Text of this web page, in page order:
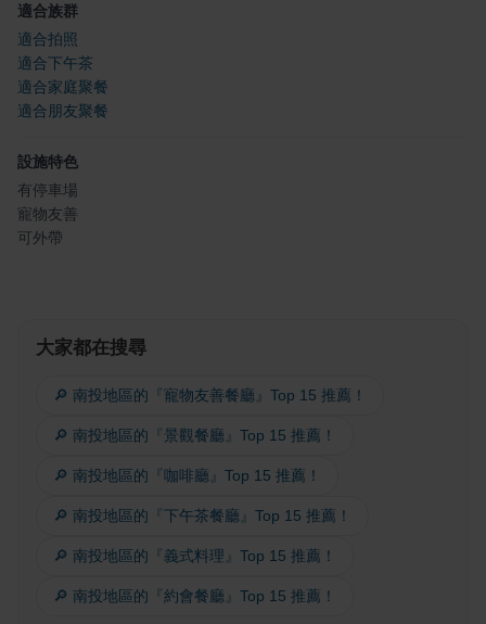
適合族群
適合拍照
適合下午茶
適合家庭聚餐
適合朋友聚餐
設施特色
有停車場
寵物友善
可外帶
大家都在搜尋
🔎 南投地區的『寵物友善餐廳』Top 15 推薦！
🔎 南投地區的『景觀餐廳』Top 15 推薦！
🔎 南投地區的『咖啡廳』Top 15 推薦！
🔎 南投地區的『下午茶餐廳』Top 15 推薦！
🔎 南投地區的『義式料理』Top 15 推薦！
🔎 南投地區的『約會餐廳』Top 15 推薦！